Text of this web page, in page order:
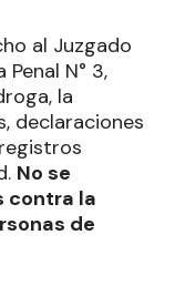
al Juzgado
N° 3,
la
declaraciones
No se
contra la
de